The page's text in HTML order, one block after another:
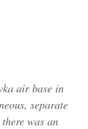
air base in
separate
was an